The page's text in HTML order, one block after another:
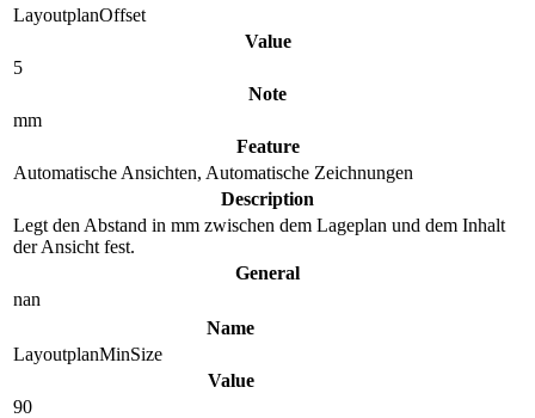
LayoutplanOffset
Value
5
Note
mm
Feature
Automatische Ansichten, Automatische Zeichnungen
Description
Legt den Abstand in mm zwischen dem Lageplan und dem Inhalt
der Ansicht fest.
General
nan
Name
LayoutplanMinSize
Value
90